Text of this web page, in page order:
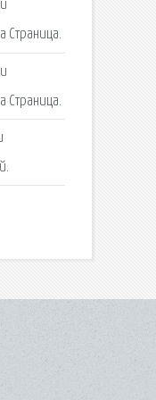
Страница.
Страница.